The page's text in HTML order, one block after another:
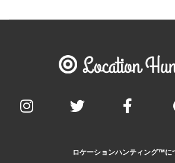
ロケーションハンティング™️に